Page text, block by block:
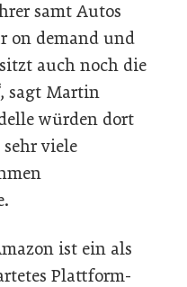
samt Autos
on demand und
auch noch die
sagt Martin
würden dort
viele
ist ein als
Plattform-